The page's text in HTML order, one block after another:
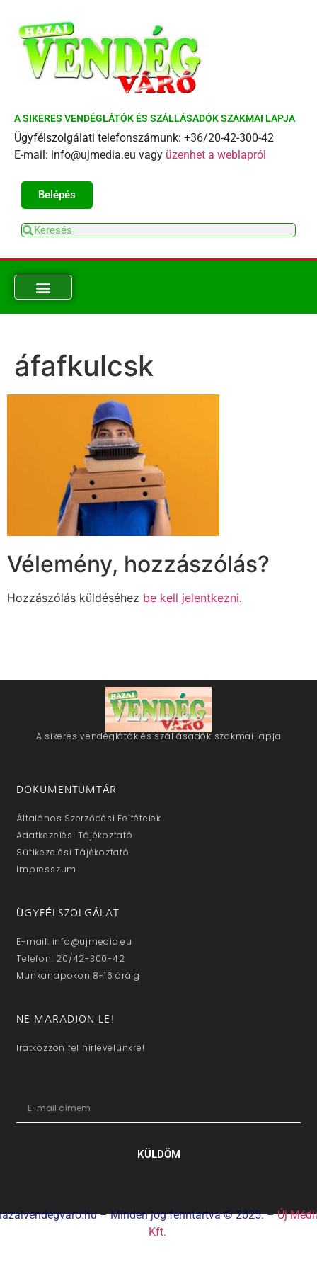
A SIKERES VENDÉGLÁTÓK ÉS SZÁLLÁSADÓK SZAKMAI LAPJA
Ügyfélszolgálati telefonszámunk: +36/20-42-300-42
E-mail: info@ujmedia.eu vagy üzenhet a weblapról
Belépés
áfafkulcsk
Vélemény, hozzászólás?
Hozzászólás küldéséhez be kell jelentkezni.
A sikeres vendéglátók és szállásadók szakmai lapja
DOKUMENTUMTÁR
Általános Szerződési Feltételek
Adatkezelési Tájékoztató
Sütikezelési Tájékoztató
Impresszum
ÜGYFÉLSZOLGÁLAT
E-mail: info@ujmedia.eu
Telefon: 20/42-300-42
Munkanapokon 8-16 óráig
NE MARADJON LE!
Iratkozzon fel hírlevelünkre!
KÜLDÖM
– Minden jog fenntartva © 2025. –Új
Kft.